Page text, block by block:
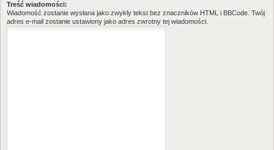
Treść wiadomości:
Wiadomość zostanie wysłana jako zwykły tekst bez znaczników HTML i BBCode. Twój
adres e-mail zostanie ustawiony jako adres zwrotny tej wiadomości.